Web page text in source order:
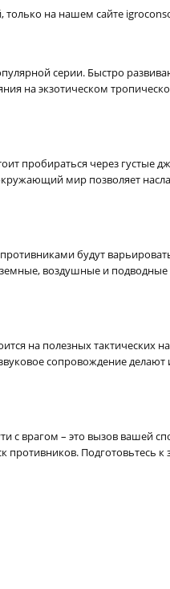
только на нашем сайте
серии. Быстро
на экзотическом
пробираться через густые
мир позволяет
будут
воздушные и подводные
на полезных тактических
сопровождение делают
с врагом – это вызов вашей
противников. Подготовьтесь